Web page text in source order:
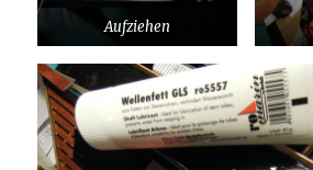
Aufziehen